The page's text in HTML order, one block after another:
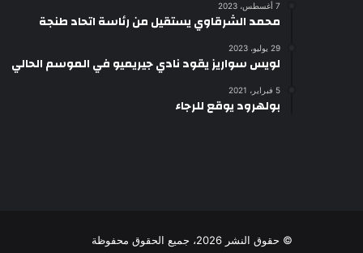
7 أغسطس، 2023
محمد الشرقاوي يستقيل من رئاسة اتحاد طنجة
29 يوليو، 2023
لويس سواريز يقود نادي جيريميو في الموسم الحالي
5 فبراير، 2021
بولهرود يوقع للرجاء
© حقوق النشر 2026، جميع الحقوق محفوظة